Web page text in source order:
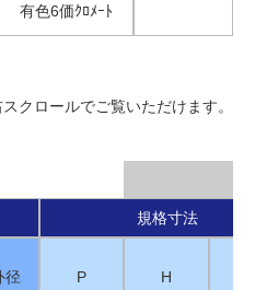
有色6価ｸﾛﾒｰﾄ
クロールでご覧いただけます。
規格寸法
径
P H